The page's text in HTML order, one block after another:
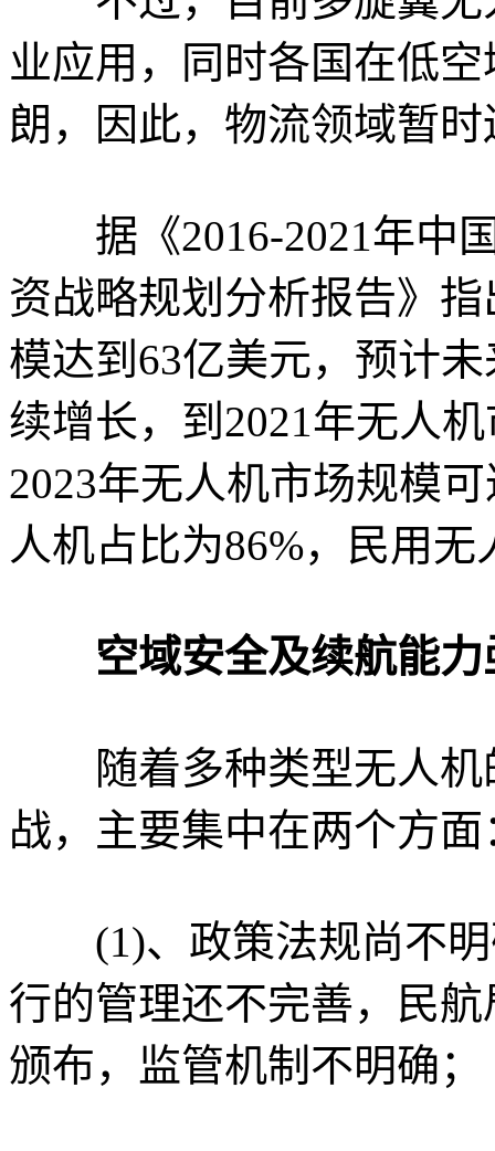
业应用，同时各国在低
朗，因此，物流领域暂
据《2016-2021年中国
资战略规划分析报告》
模达到63亿美元，预计
续增长，到2021年无人
2023年无人机市场规模
人机占比为86%，民用无
空域安全及续航能
随着多种类型无人机
战，主要集中在两个方面
(1)、政策法规尚不明
行的管理还不完善，民
颁布，监管机制不明确；